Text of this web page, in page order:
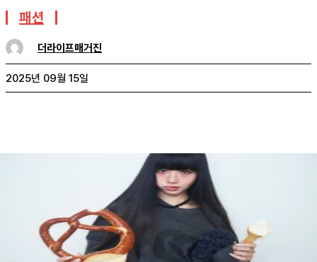
패션
더라이프매거진
2025년 09월 15일